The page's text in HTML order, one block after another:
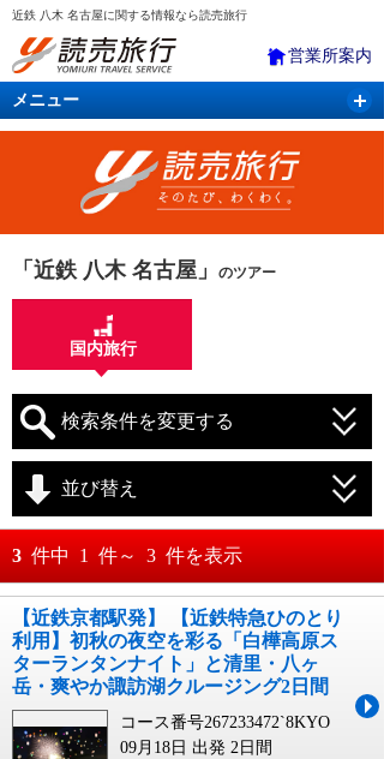
近鉄 八木 名古屋に関する情報なら読売旅行
営業所案内
メニュー
国内旅行 バスツアー 海外旅行
「近鉄 八木 名古屋」 のツアー
国内旅行
検索条件を変更する
月 日～
月 日
並び替え
おすすめ順
料金が安い順
料金が高い順
3 件中 1 件～ 3 件を表示
【近鉄京都駅発】 【近鉄特急ひのとり
利用】初秋の夜空を彩る「白樺高原ス
ターランタンナイト」と清里・八ヶ
岳・爽やか諏訪湖クルージング2日間
コース番号267233472`8KYO
09月18日 出発 2日間